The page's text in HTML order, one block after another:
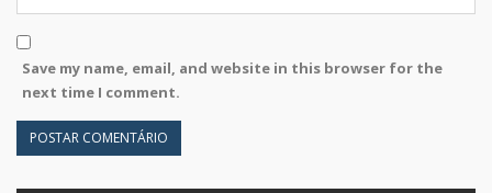
Save my name, email, and website in this browser for the
next time I comment.